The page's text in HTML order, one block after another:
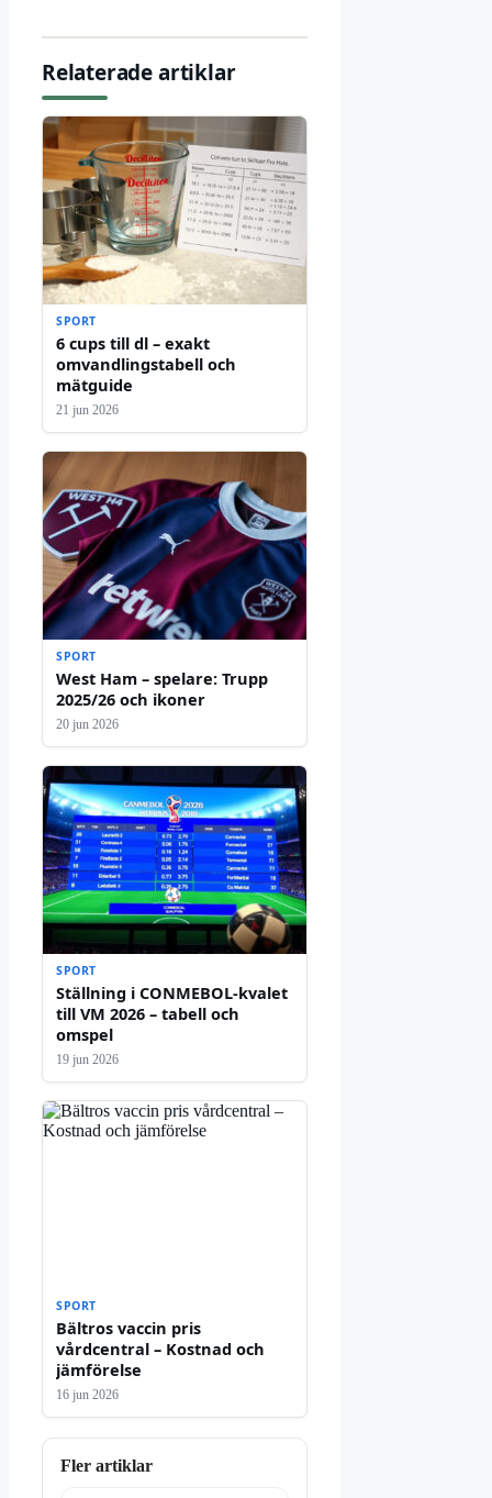
Relaterade artiklar
SPORT
6 cups till dl – exakt
omvandlingstabell och
mätguide
21 jun 2026
SPORT
West Ham – spelare: Trupp
2025/26 och ikoner
20 jun 2026
SPORT
Ställning i CONMEBOL-kvalet
till VM 2026 – tabell och
omspel
19 jun 2026
SPORT
Bältros vaccin pris
vårdcentral – Kostnad och
jämförelse
16 jun 2026
Fler artiklar